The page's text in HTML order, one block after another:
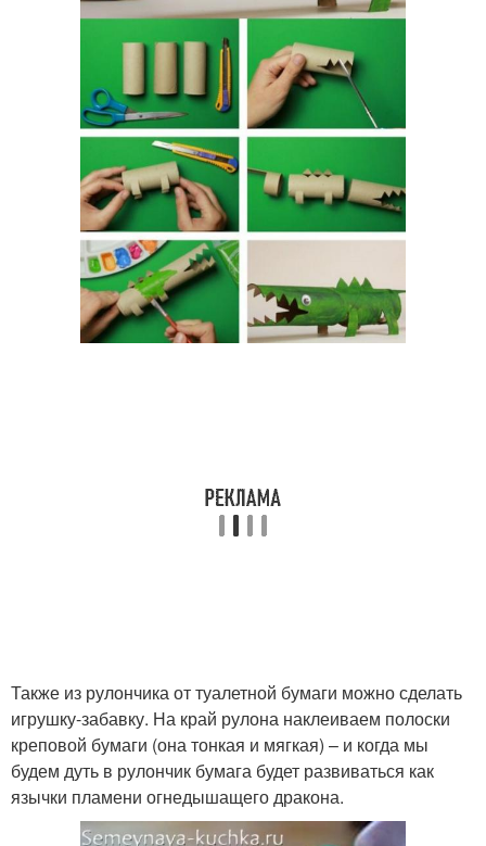
Также из рулончика от туалетной бумаги можно сделать
игрушку-забавку. На край рулона наклеиваем полоски
креповой бумаги (она тонкая и мягкая) – и когда мы
будем дуть в рулончик бумага будет развиваться как
язычки пламени огнедышащего дракона.